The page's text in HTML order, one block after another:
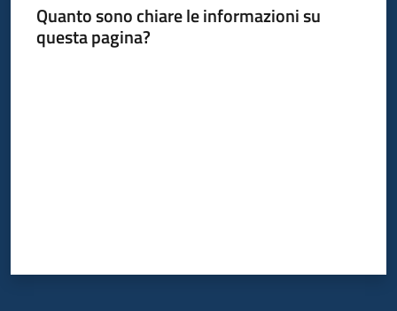
Quanto sono chiare le informazioni su
questa pagina?